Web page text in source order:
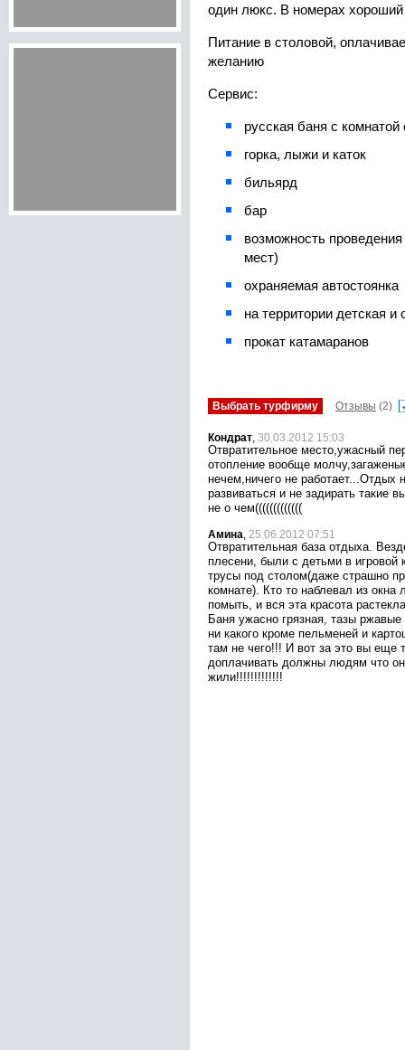
один люкс. В номерах
Питание в столовой,
желанию
Сервис:
русская баня с
горка, лыжи и каток
бильярд
бар
возможность
мест)
охраняемая автостоянка
на территории детская
прокат катамаранов
Выбрать турфирму Отзывы (2)
Кондрат 30.03.2012 15:03
Отвратительное место,ужасный
отопление вообще
нечем,ничего не
развиваться и не задирать такие
не о чем(((((((((((((
Амина 25.06.2012 07:51
Отвратительная база отдыха.
плесени, были с детьми в игровой
трусы под столом(даже страшно
комнате). Кто то наблевал из
помыть, и вся эта красота
Баня ужасно грязная, тазы ржавые
ни какого кроме пельменей и
там не чего!!! И вот за это вы еще
доплачивать должны людям что
жили!!!!!!!!!!!!!